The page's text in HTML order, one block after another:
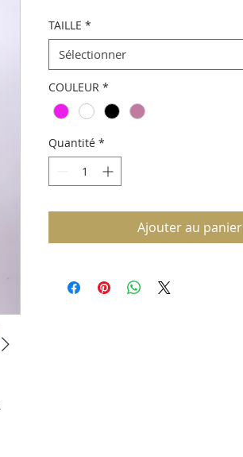
TAILLE *
Sélectionner
COULEUR *
Quantité *
Ajouter au panier